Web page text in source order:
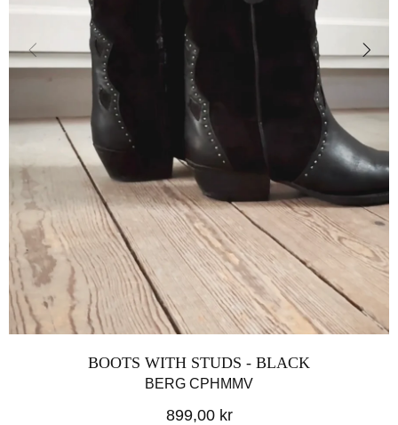
BOOTS WITH STUDS - BLACK
BERG CPHMMV
899,00 kr